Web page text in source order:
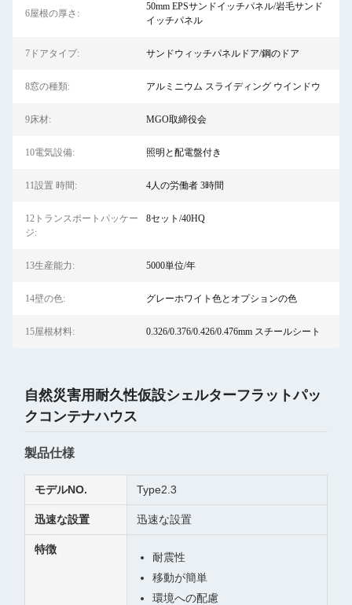
6屋根の厚さ:
50mm EPSサンドイッチパネル/岩毛サンド
イッチパネル
7ドアタイプ: サンドウィッチパネルドア/鋼のドア
8窓の種類: アルミニウム スライディング ウインドウ
9床材: MGO取締役会
10電気設備: 照明と配電盤付き
11設置 時間: 4人の労働者 3時間
12トランスポートパッケー
ジ:
8セット/40HQ
13生産能力: 5000単位/年
14壁の色: グレーホワイト色とオプションの色
15屋根材料: 0.326/0.376/0.426/0.476mm スチールシート
自然災害用耐久性仮設シェルターフラットパッ
クコンテナハウス
製品仕様
モデルNO. Type2.3
迅速な設置 迅速な設置
特徴
耐震性
移動が簡単
環境への配慮